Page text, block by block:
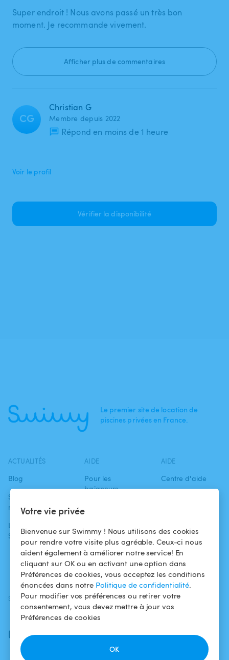
Votre vie privée
Bienvenue sur Swimmy ! Nous utilisons des cookies
pour rendre votre visite plus agréable. Ceux-ci nous
aident également à améliorer notre service! En
cliquant sur OK ou en activant une option dans
Préférences de cookies, vous acceptez les conditions
énoncées dans notre Politique de confidentialité.
Pour modifier vos préférences ou retirer votre
consentement, vous devez mettre à jour vos
Préférences de cookies
OK
Super endroit ! Nous avons passé un très bon
moment. Je recommande vivement.
Afficher plus de commentaires
CG
Christian G
Membre depuis 2022
Répond en moins de 1 heure
Voir le profil
Vérifier la disponibilité
Le premier site de location de
piscines privées en France.
ACTUALITÉS
Blog
Swimmy dans les
médias
L'aventure
Swimmy
AIDE
Pour les
baigneurs
Louer ma piscine
Comment ça
marche ?
AIDE
Centre d'aide
confidentialité
Mentions légales
SUIVEZ-NOUS
Facebook
Instagram
TÉLÉCHARGEZ L'APP